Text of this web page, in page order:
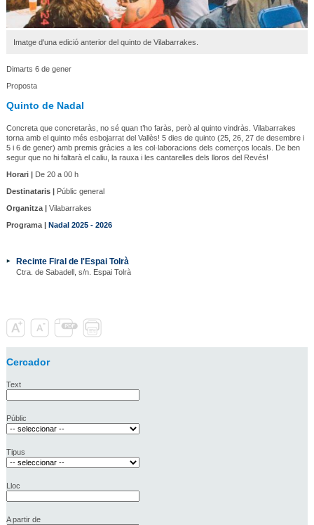
Imatge d'una edició anterior del quinto de Vilabarrakes.
Dimarts 6 de gener
Proposta
Quinto de Nadal
Concreta que concretaràs, no sé quan t’ho faràs, però al quinto vindràs. Vilabarrakes
torna amb el quinto més esbojarrat del Vallès! 5 dies de quinto (25, 26, 27 de desembre i
5 i 6 de gener) amb premis gràcies a les col·laboracions dels comerços locals. De ben
segur que no hi faltarà el caliu, la rauxa i les cantarelles dels lloros del Revés!
Horari |De 20 a 00 h
Destinataris |Públic general
Organitza |Vilabarrakes
Programa | Nadal 2025 - 2026
Recinte Firal de l'Espai Tolrà
Ctra. de Sabadell, s/n. Espai Tolrà
Cercador
Text
Públic
Tipus
Lloc
A partir de